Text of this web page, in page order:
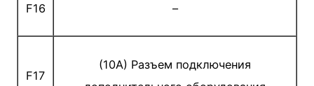
F16 –
F17
(10A) Разъем подключения